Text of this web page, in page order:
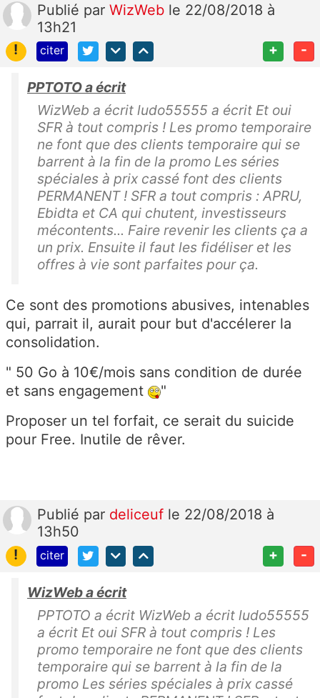
Publié par WizWeb le 22/08/2018 à
13h21
!
citer + -
PPTOTO a écrit
WizWeb a écrit ludo55555 a écrit Et oui
SFR à tout compris ! Les promo temporaire
ne font que des clients temporaire qui se
barrent à la fin de la promo Les séries
spéciales à prix cassé font des clients
PERMANENT ! SFR a tout compris : APRU,
Ebidta et CA qui chutent, investisseurs
mécontents... Faire revenir les clients ça a
un prix. Ensuite il faut les fidéliser et les
offres à vie sont parfaites pour ça.
Ce sont des promotions abusives, intenables
qui, parrait il, aurait pour but d'accélerer la
consolidation.
" 50 Go à 10€/mois sans condition de durée
et sans engagement
"
Proposer un tel forfait, ce serait du suicide
pour Free. Inutile de rêver.
Publié par deliceuf le 22/08/2018 à
13h50
!
citer + -
WizWeb a écrit
PPTOTO a écrit WizWeb a écrit ludo55555
a écrit Et oui SFR à tout compris ! Les
promo temporaire ne font que des clients
temporaire qui se barrent à la fin de la
promo Les séries spéciales à prix cassé